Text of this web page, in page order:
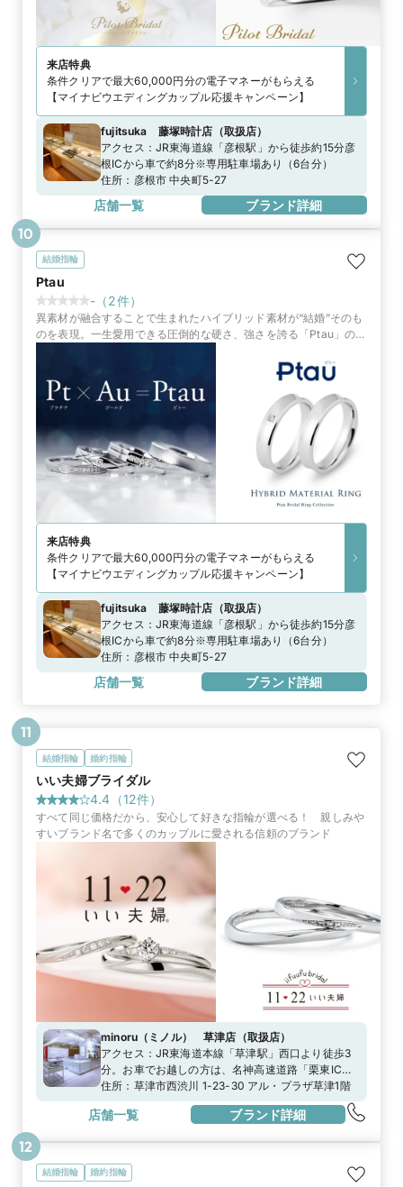
来店特典
条件クリアで最大60,000円分の電子マネーがもらえる
【マイナビウエディングカップル応援キャンペーン】
fujitsuka 藤塚時計店 （取扱店）
アクセス： JR東海道線「彦根駅」から徒歩約15分彦
根ICから車で約8分※専用駐車場あり（6台分）
住所： 彦根市 中央町5-27
店舗一覧 ブランド詳細
結婚指輪
Ptau
- （2件）
異素材が融合することで生まれたハイブリッド素材が“結婚”そのも
のを表現。一生愛用できる圧倒的な硬さ、強さを誇る「Ptau」のブ
来店特典
条件クリアで最大60,000円分の電子マネーがもらえる
【マイナビウエディングカップル応援キャンペーン】
fujitsuka 藤塚時計店 （取扱店）
アクセス： JR東海道線「彦根駅」から徒歩約15分彦
根ICから車で約8分※専用駐車場あり（6台分）
住所： 彦根市 中央町5-27
店舗一覧 ブランド詳細
10
結婚指輪 婚約指輪
いい夫婦ブライダル
4.4 （12件）
すべて同じ価格だから、安心して好きな指輪が選べる！ 親しみや
すいブランド名で多くのカップルに愛される信頼のブランド
minoru（ミノル） 草津店 （取扱店）
アクセス： JR東海道本線「草津駅」西口より徒歩3
分。お車でお越しの方は、名神高速道路「栗東IC」
で降り、国道1号線を大津方面に約15分。国道1号線
からお越しの方は、国道小柿交差点を近江大橋・守
山方面に約5分。JR草津駅前（西口）エイスクエア
住所： 草津市西渋川 1-23-30 アル・プラザ草津1階
店舗一覧 ブランド詳細
11
結婚指輪 婚約指輪
12